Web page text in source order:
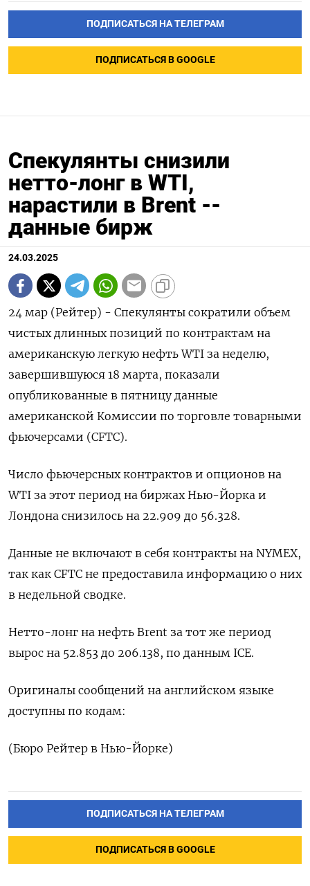
ПОДПИСАТЬСЯ НА ТЕЛЕГРАМ
ПОДПИСАТЬСЯ В GOOGLE
Спекулянты снизили
нетто-лонг в WTI,
нарастили в Brent --
данные бирж
24.03.2025
24 мар (Рейтер) - Спекулянты сократили объем
чистых длинных позиций по контрактам на
американскую легкую нефть WTI за неделю,
завершившуюся 18 марта, показали
опубликованные в пятницу данные
американской Комиссии по торговле товарными
фьючерсами (CFTC).
Число фьючерсных контрактов и опционов на
WTI за этот период на биржах Нью-Йорка и
Лондона снизилось на 22.909 до 56.328.
Данные не включают в себя контракты на NYMEX,
так как CFTC не предоставила информацию о них
в недельной сводке.
Нетто-лонг на нефть Brent за тот же период
вырос на 52.853 до 206.138, по данным ICE.
Оригиналы сообщений на английском языке
доступны по кодам:
(Бюро Рейтер в Нью-Йорке)
ПОДПИСАТЬСЯ НА ТЕЛЕГРАМ
ПОДПИСАТЬСЯ В GOOGLE